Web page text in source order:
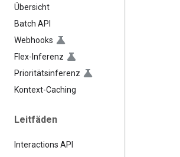
Übersicht
Batch API
Webhooks
Flex-Inferenz
Prioritätsinferenz
Kontext-Caching
Leitfäden
Interactions API